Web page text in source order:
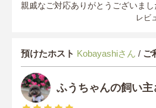
親戚なご対応ありがとうございまし
レビ
預けたホスト Kobayashiさん / ご
ふうちゃんの飼い主